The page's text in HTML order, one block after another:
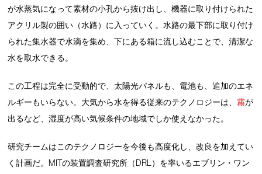
が水蒸気になって素材の小孔から抜け出し、機器に取り付けられた
アクリル製の囲い（水路）に入っていく。水路の最下部に取り付け
られた集水器で水滴を集め、下にある箱に流し込むことで、清潔な
水を取水できる。
この工程は完全に受動的で、太陽光パネルも、電池も、追加のエネ
ルギーもいらない。大気から水を得る従来のテクノロジーは、霧が
出るなど、湿度が高い気候条件の地域でしか使えなかった。
研究チームはこのテクノロジーを今後も高度化し、改良を加えてい
く計画だ。MITの装置調査研究所（DRL）を率いるエブリン・ワン